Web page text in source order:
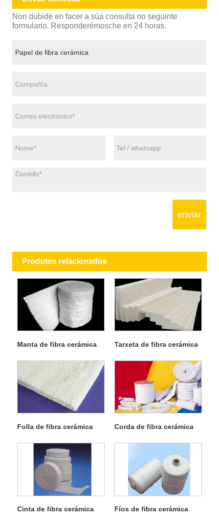
Non dubide en facer a súa consulta no seguinte
formulario. Responderémosche en 24 horas.
enviar
Produtos relacionados
Manta de fibra cerámica Tarxeta de fibra cerámica
Folla de fibra cerámica Corda de fibra cerámica
Cinta de fibra cerámica Fíos de fibra cerámica